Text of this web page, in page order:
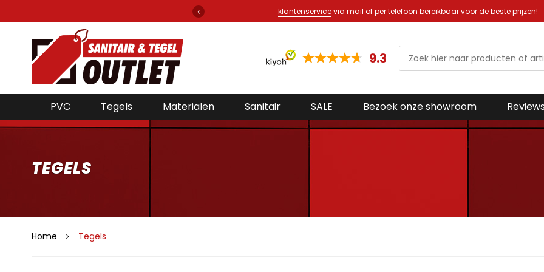
klantenservicevia mail of per telefoon bereikbaar voor de beste prijzen!
9.3
PVC Tegels Materialen Sanitair SALE Bezoek onze showroom Reviews
TEGELS
Home Tegels